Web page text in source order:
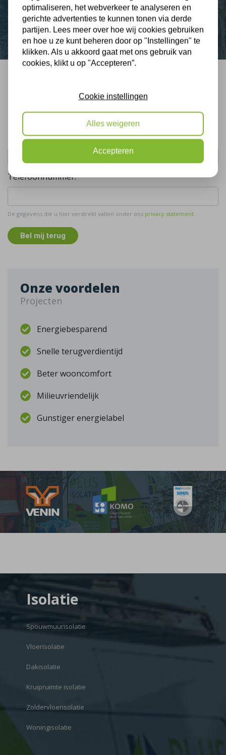
Contact
Bel mij terug
Uw naam:
Telefoonnummer:
De gegevens die u hier verstrekt vallen onder ons privacy statement.
Bel mij terug
Onze voordelen
Projecten
Energiebesparend
Snelle terugverdientijd
Beter wooncomfort
Milieuvriendelijk
Gunstiger energielabel
Isolatie
Spouwmuurisolatie
Vloerisolatie
Dakisolatie
Kruipruimte isolatie
Zoldervloerisolatie
Woningisolatie
optimaliseren, het webverkeer te analyseren en
gerichte advertenties te kunnen tonen via derde
partijen. Lees meer over hoe wij cookies gebruiken
en hoe u ze kunt beheren door op "Instellingen" te
klikken. Als u akkoord gaat met ons gebruik van
cookies, klikt u op "Accepteren”.
Cookie instellingen
Alles weigeren
Accepteren